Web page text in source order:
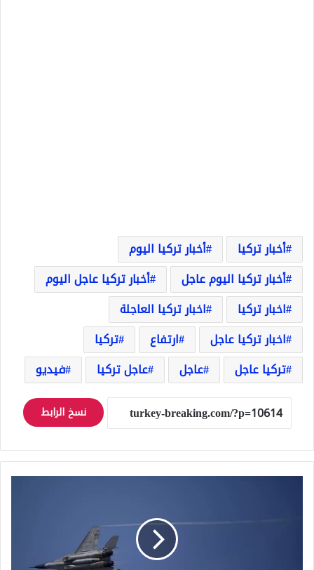
أخبار تركيا
أخبار تركيا اليوم
أخبار تركيا اليوم عاجل
أخبار تركيا عاجل اليوم
اخبار تركيا
اخبار تركيا العاجلة
اخبار تركيا عاجل
ارتفاع
تركيا
تركيا عاجل
عاجل عاجل تركيا فيديو
نسخ الرابط